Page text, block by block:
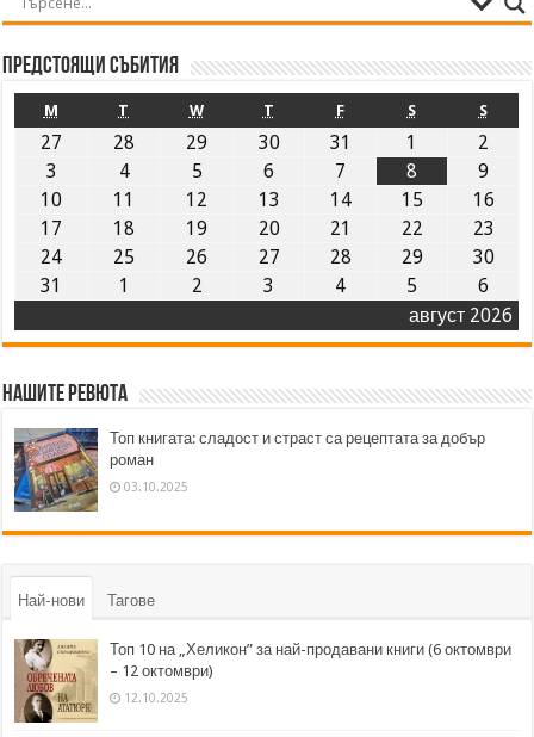
Предстоящи събития
август 2026
M T W T F S S
27 28 29 30 31 1
2
3
4 5 6 7 8
9
10
11 12 13 14 15
16
17
18 19 20 21 22
23
24
25 26 27 28 29
30
31
1 2 3 4 5 6
Нашите ревюта
Топ книгата: сладост и страст са рецептата за добър
роман
03.10.2025
Най-нови Тагове
Топ 10 на „Хеликон” за най-продавани книги (6 октомври
– 12 октомври)
12.10.2025